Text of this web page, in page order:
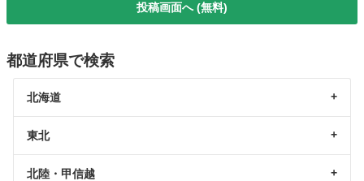
投稿画面へ (無料)
都道府県で検索
北海道
東北
北陸・甲信越